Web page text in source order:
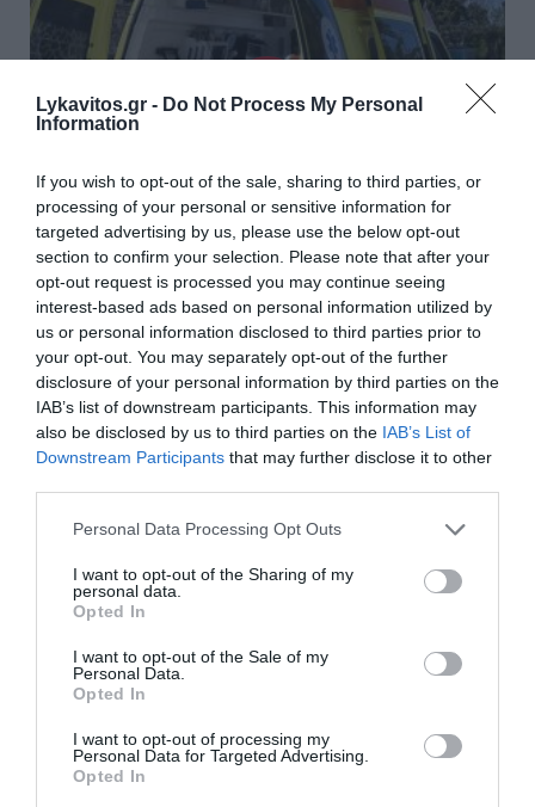
Lykavitos.gr - Do Not Process My Personal
Information
If you wish to opt-out of the sale, sharing to third parties, or
processing of your personal or sensitive information for
targeted advertising by us, please use the below opt-out
section to confirm your selection. Please note that after your
opt-out request is processed you may continue seeing
interest-based ads based on personal information utilized by
us or personal information disclosed to third parties prior to
your opt-out. You may separately opt-out of the further
disclosure of your personal information by third parties on the
IAB’s list of downstream participants. This information may
also be disclosed by us to third parties on the IAB’s List of
Downstream Participants that may further disclose it to other
Please note that this website/app uses one or more Google
not limited to your visit or usage behaviour. You may click to
grant or deny consent to Google and its third-party tags to
use your data for below specified purposes in below Google
consent section.
Personal Data Processing Opt Outs
I want to opt-out of the Sharing of my
personal data.
Opted In
I want to opt-out of the Sale of my
Personal Data.
Opted In
I want to opt-out of processing my
Personal Data for Targeted Advertising.
Opted In
Ζάκυνθος: Ιδιοκτήτης ταβέρνας έσωσε με τη
λαβή Χάιμλιχ τουρίστρια που πνιγόταν
Δυο φορές μέσα σε διάστημα 21 μηνών, ο ιδιοκτήτης
μιας ταβέρνας στην Ζάκυνθο έχει σώσει πελάτη του που
πνιγόταν, με τη λαβή Χάιμλιχ. Την Τρίτη του...
15 Μαΐου 2025